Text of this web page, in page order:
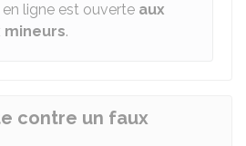
ligne est ouverte aux
mineurs.
contre un faux